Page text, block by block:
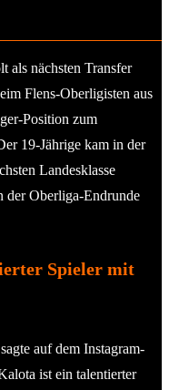
als nächsten Transfer
Flens-Oberligisten aus
Position zum
19-Jährige kam in der
Landesklasse
der Oberliga-Endrunde
Spieler mit
auf dem Instagram-
ist ein talentierter